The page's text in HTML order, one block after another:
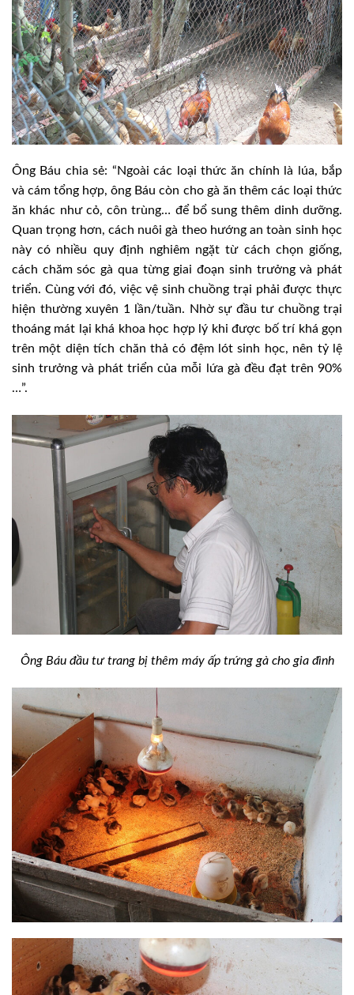
Ông Báu chia sẻ: “Ngoài các loại thức ăn chính là lúa, bắp
và cám tổng hợp, ông Báu còn cho gà ăn thêm các loại thức
ăn khác như cỏ, côn trùng… để bổ sung thêm dinh dưỡng.
Quan trọng hơn, cách nuôi gà theo hướng an toàn sinh học
này có nhiều quy định nghiêm ngặt từ cách chọn giống,
cách chăm sóc gà qua từng giai đoạn sinh trưởng và phát
triển. Cùng với đó, việc vệ sinh chuồng trại phải được thực
hiện thường xuyên 1 lần/tuần. Nhờ sự đầu tư chuồng trại
thoáng mát lại khá khoa học hợp lý khi được bố trí khá gọn
trên một diện tích chăn thả có đệm lót sinh học, nên tỷ lệ
sinh trưởng và phát triển của mỗi lứa gà đều đạt trên 90%
…”.
Ông Báu đầu tư trang bị thêm máy ấp trứng gà cho gia đình